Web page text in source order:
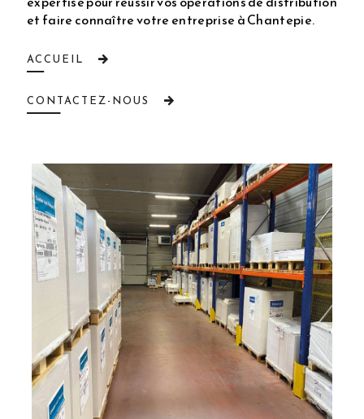
et faire connaître votre entreprise à Chantepie.
ACCUEIL
CONTACTEZ-NOUS